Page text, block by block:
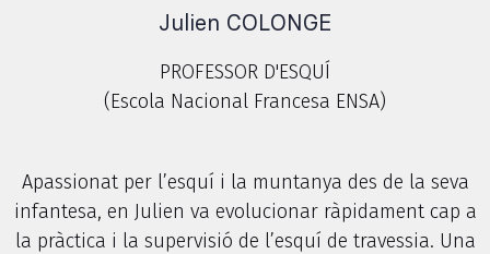
Julien COLONGE
PROFESSOR D'ESQUÍ
(Escola Nacional Francesa ENSA)
Apassionat per l’esquí i la muntanya des de la seva
infantesa, en Julien va evolucionar ràpidament cap a
la pràctica i la supervisió de l’esquí de travessia. Una